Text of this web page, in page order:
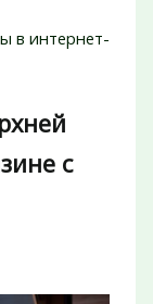
в интернет-
с